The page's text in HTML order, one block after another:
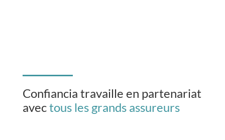
Confiancia travaille en partenariat
avectous les grands assureurs